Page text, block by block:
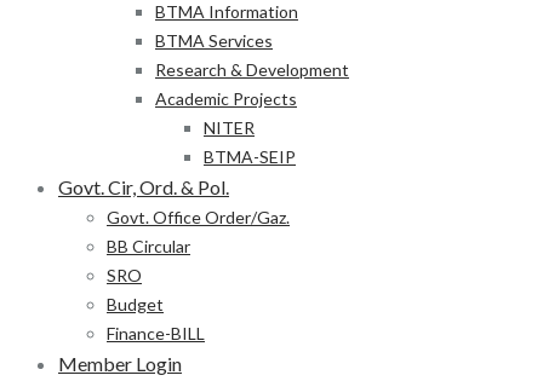
BTMA Information
BTMA Services
Research & Development
Academic Projects
NITER
BTMA-SEIP
Govt. Cir, Ord. & Pol.
Govt. Office Order/Gaz.
BB Circular
SRO
Budget
Finance-BILL
Member Login